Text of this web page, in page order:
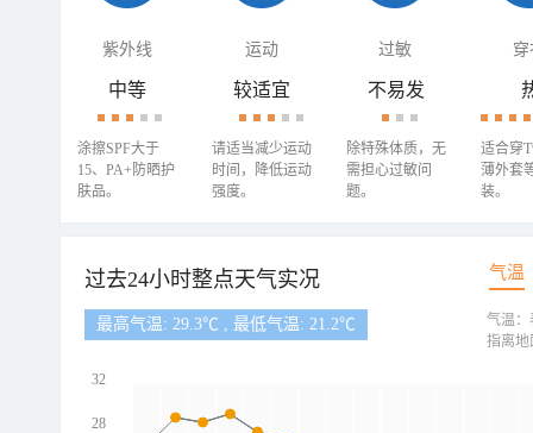
紫外线 运动 过敏 穿
中等
涂擦SPF大于
15、PA+防晒护
肤品。
较适宜
请适当减少运动
时间，降低运动
强度。
不易发
除特殊体质，无
需担心过敏问
题。
适合穿
薄外套
装。
过去24小时整点天气实况 气温
最高气温: 29.3℃ , 最低气温: 21.2℃
32
28
气温：
指离地